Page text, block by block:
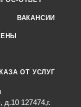
ВАКАНСИИ
ОТ УСЛУГ
д.10 127474,г.